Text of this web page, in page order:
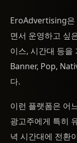
EroAdvertising은
면서 운영하고 싶
이스, 시간대 등을
Banner, Pop,
다.
이런 플랫폼은 어
광고주에게 특히
녁 시간대에 전환